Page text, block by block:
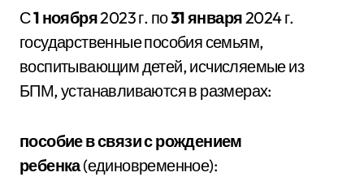
С1 ноября2023 г. по31 января2024 г.
государственные пособия семьям,
воспитывающим детей, исчисляемые из
БПМ, устанавливаются в размерах:
пособие в связи с рождением
ребенка(единовременное):